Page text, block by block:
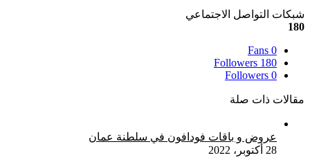
ألف
يورو
يشير
لوصول
البتكوين
دولار
شبكات التواصل الاجتماعي
180
0
Fans
180
Followers
0
Followers
مقالات ذات صلة
عروض و باقات فودافون في سلطنة عمان
28 أكتوبر، 2022